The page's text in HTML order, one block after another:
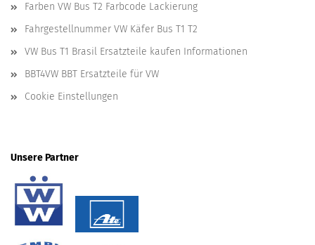
Farben VW Bus T2 Farbcode Lackierung
Fahrgestellnummer VW Käfer Bus T1 T2
VW Bus T1 Brasil Ersatzteile kaufen Informationen
BBT4VW BBT Ersatzteile für VW
Cookie Einstellungen
Unsere Partner